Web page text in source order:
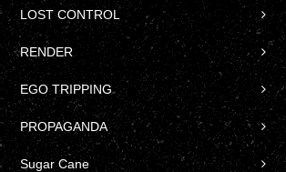
LOST CONTROL
RENDER
EGO TRIPPING
PROPAGANDA
Sugar Cane